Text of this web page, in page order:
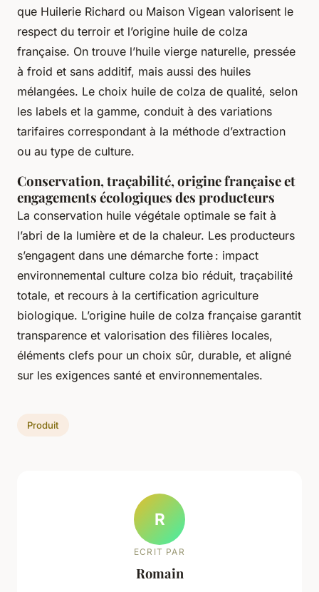
que Huilerie Richard ou Maison Vigean valorisent le
respect du terroir et l’origine huile de colza
française. On trouve l’huile vierge naturelle, pressée
à froid et sans additif, mais aussi des huiles
mélangées. Le choix huile de colza de qualité, selon
les labels et la gamme, conduit à des variations
tarifaires correspondant à la méthode d’extraction
ou au type de culture.
Conservation, traçabilité, origine française et
engagements écologiques des producteurs
La conservation huile végétale optimale se fait à
l’abri de la lumière et de la chaleur. Les producteurs
s’engagent dans une démarche forte : impact
environnemental culture colza bio réduit, traçabilité
totale, et recours à la certification agriculture
biologique. L’origine huile de colza française garantit
transparence et valorisation des filières locales,
éléments clefs pour un choix sûr, durable, et aligné
sur les exigences santé et environnementales.
Produit
R
ECRIT PAR
Romain